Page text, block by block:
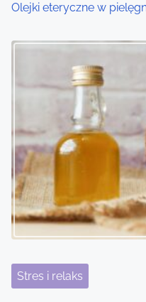
Olejki eteryczne w
Stres i relaks